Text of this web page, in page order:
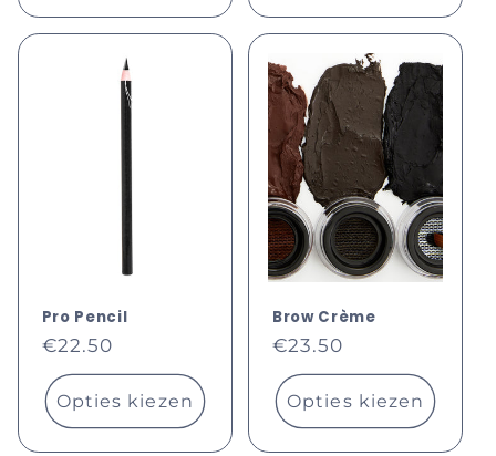
Pro Pencil
Normale
prijs
€22.50
Opties kiezen
Brow Crème
Normale
prijs
€23.50
Opties kiezen